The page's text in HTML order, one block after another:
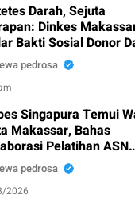
Darah, Sejuta
Dinkes
Bakti Sosial Donor
HUT RI Ke-81
ewa pedrosa
Singapura Temui
Makassar, Bahas
Pelatihan ASN
Masyarakat
ewa pedrosa
2026